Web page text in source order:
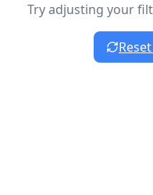
Try adjusting your